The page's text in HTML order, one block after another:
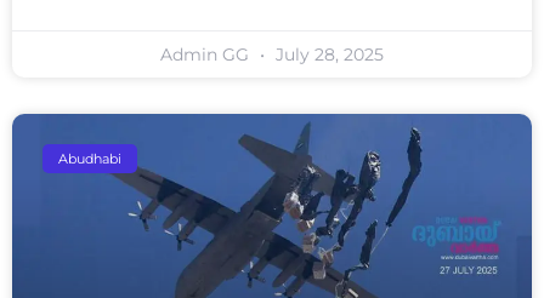
Admin GG July 28, 2025
Abudhabi